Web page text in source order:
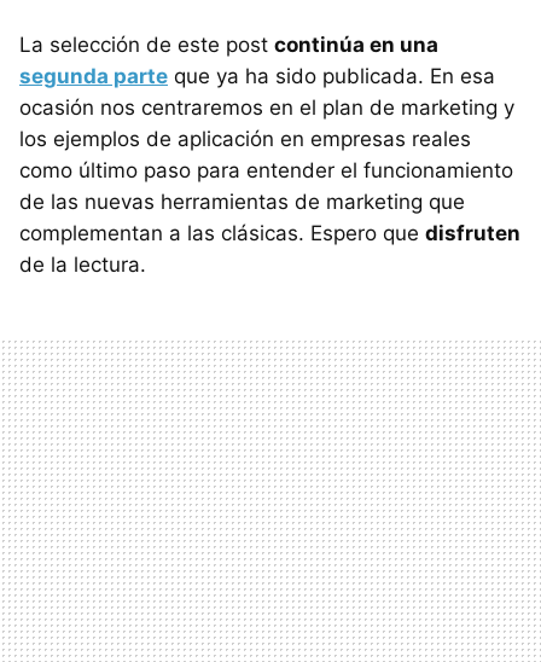
La selección de este post continúa en una
segunda parte que ya ha sido publicada. En esa
ocasión nos centraremos en el plan de marketing y
los ejemplos de aplicación en empresas reales
como último paso para entender el funcionamiento
de las nuevas herramientas de marketing que
complementan a las clásicas. Espero que disfruten
de la lectura.